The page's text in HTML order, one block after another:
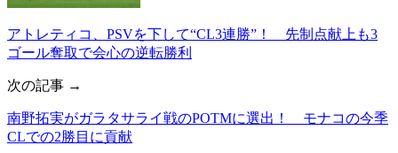
アトレティコ、PSVを下して“CL3連勝”！ 先制点献上も3
ゴール奪取で会心の逆転勝利
次の記事 →
南野拓実がガラタサライ戦のPOTMに選出！ モナコの今季
CLでの2勝目に貢献